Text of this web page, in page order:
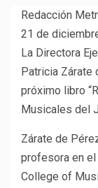
Redacción
21 de
La Directora
Patricia Zárate
próximo libro
Musicales del
Zárate de
profesora en
College of